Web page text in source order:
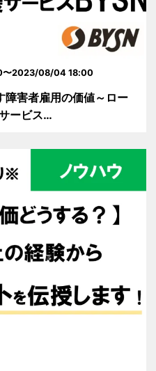
〜2023/08/04 18:00
害者雇用の価値～ロー
ービス…